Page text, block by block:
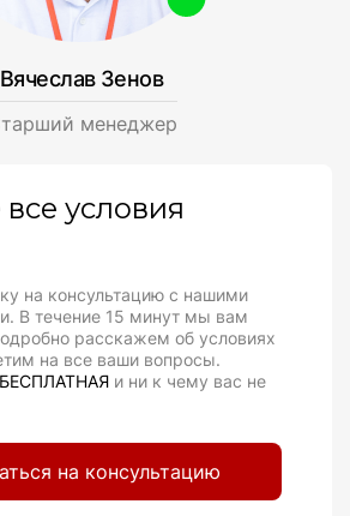
Вячеслав Зенов
менеджер
условия
на консультацию с нашими
В течение 15 минут мы вам
расскажем об условиях
на все ваши вопросы.
БЕСПЛАТНАЯ и ни к чему вас не
на консультацию